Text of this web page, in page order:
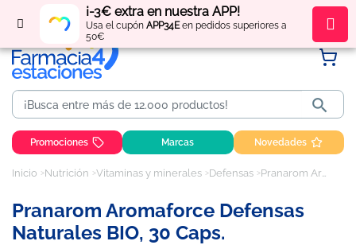
¡-3€ extra en nuestra APP!
Usa el cupón APP34Een pedidos superiores a
50€
Regístratey obténpuntos por tus compras

Promociones Marcas Novedades
Inicio Nutrición Vitaminas y minerales Defensas Pranarom Aromaforce Defensas Naturales BIO, 30 Caps.
Pranarom Aromaforce Defensas
Naturales BIO, 30 Caps.